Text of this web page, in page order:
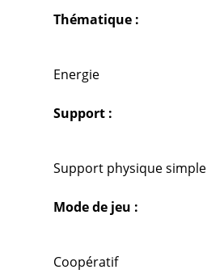
Thématique :
Energie
Support :
Support physique simple
Mode de jeu :
Coopératif